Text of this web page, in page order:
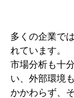
多くの企業で
れています。
市場分析も十
い、外部環境
かかわらず、